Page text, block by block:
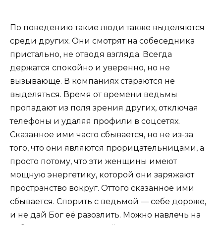
По поведению такие люди также выделяются
среди других. Они смотрят на собеседника
пристально, не отводя взгляда. Всегда
держатся спокойно и уверенно, но не
вызывающе. В компаниях стараются не
выделяться. Время от времени ведьмы
пропадают из поля зрения других, отключая
телефоны и удаляя профили в соцсетях.
Сказанное ими часто сбывается, но не из-за
того, что они являются прорицательницами, а
просто потому, что эти женщины имеют
мощную энергетику, которой они заряжают
пространство вокруг. Оттого сказанное ими
сбывается. Спорить с ведьмой — себе дороже,
и не дай Бог её разозлить. Можно навлечь на